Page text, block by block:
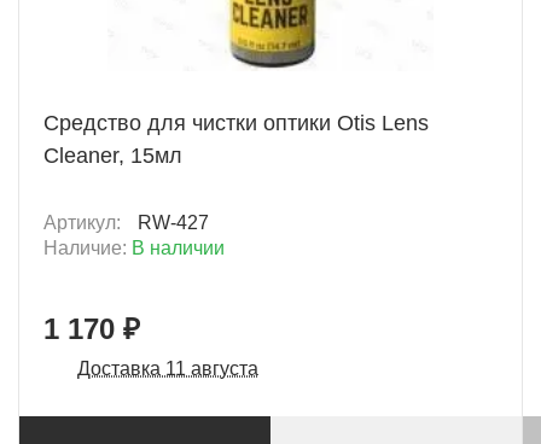
Средство для чистки оптики Otis Lens
Cleaner, 15мл
Артикул:
RW-427
Наличие: В наличии
1 170 ₽
Доставка 11 августа